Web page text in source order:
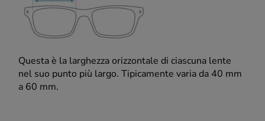
Questa è la larghezza orizzontale di ciascuna lente
nel suo punto più largo. Tipicamente varia da 40 mm
a 60 mm.